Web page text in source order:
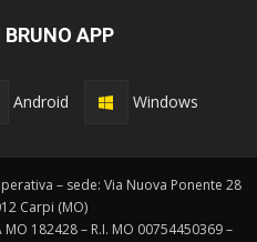
BRUNO APP
Android Windows
– sede: Via Nuova Ponente 28
Carpi (MO)
MO 182428 – R.I. MO 00754450369 –